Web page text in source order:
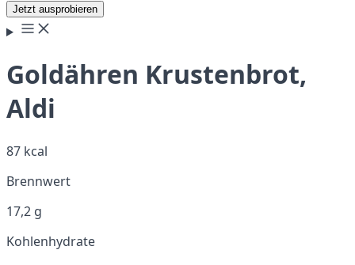
Jetzt ausprobieren
Goldähren Krustenbrot,
Aldi
87 kcal
Brennwert
17,2 g
Kohlenhydrate